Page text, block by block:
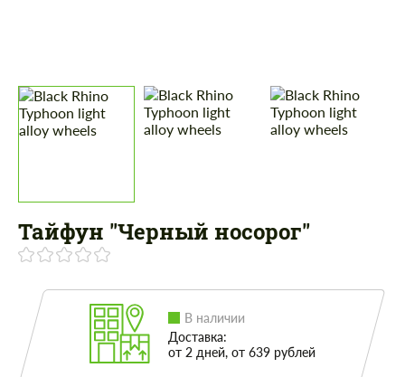
Тайфун "Черный носорог"
В наличии
Доставка:
от 2 дней, от 639 рублей